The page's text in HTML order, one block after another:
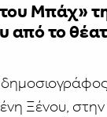
Μπάχ»
από το
Ξένου,